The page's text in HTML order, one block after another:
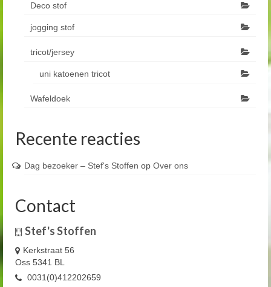
Deco stof
jogging stof
tricot/jersey
uni katoenen tricot
Wafeldoek
Recente reacties
Dag bezoeker – Stef's Stoffen op Over ons
Contact
Stef's Stoffen
Kerkstraat 56
Oss 5341 BL
0031(0)412202659